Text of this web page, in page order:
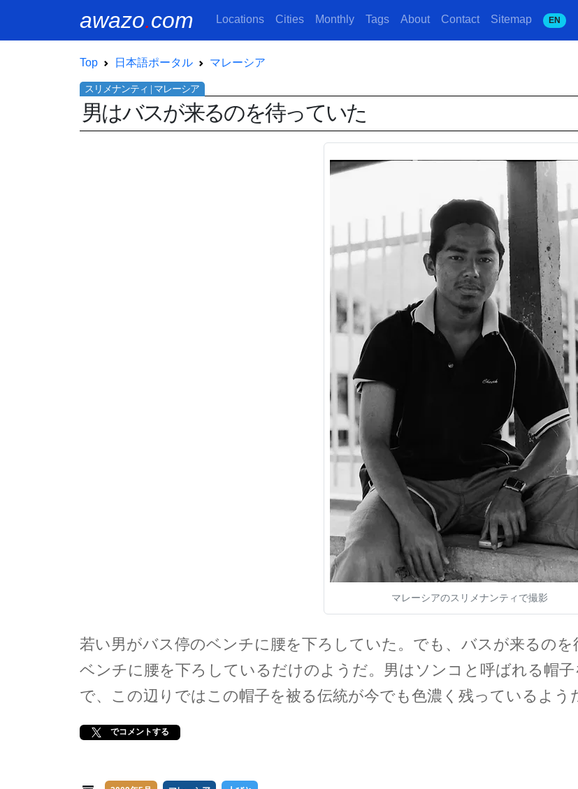
awazo.com Locations Cities Monthly Tags About Contact Sitemap EN
Top 日本語ポータル マレーシア
男はバスが来るのを待っていた
マレーシアのスリメナンティで撮影
若い男がバス停のベンチに腰を下ろしていた。でも、バスが来るの
ベンチに腰を下ろしているだけのようだ。男はソンコと呼ばれる帽
で、この辺りではこの帽子を被る伝統が今でも色濃く残っているよう
でコメントする